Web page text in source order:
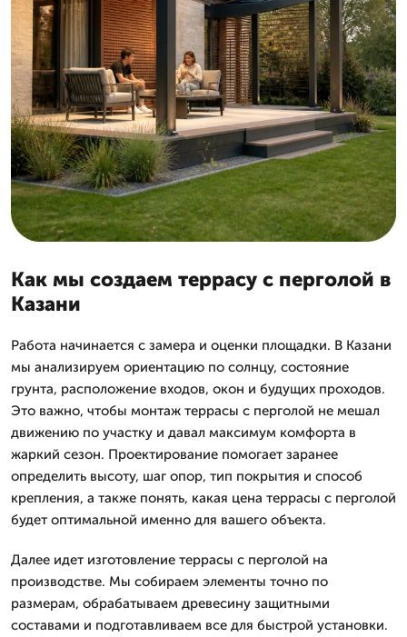
Как мы создаем террасу с перголой в
Казани
Работа начинается с замера и оценки площадки. В Казани
мы анализируем ориентацию по солнцу, состояние
грунта, расположение входов, окон и будущих проходов.
Это важно, чтобы монтаж террасы с перголой не мешал
движению по участку и давал максимум комфорта в
жаркий сезон. Проектирование помогает заранее
определить высоту, шаг опор, тип покрытия и способ
крепления, а также понять, какая цена террасы с перголой
будет оптимальной именно для вашего объекта.
Далее идет изготовление террасы с перголой на
производстве. Мы собираем элементы точно по
размерам, обрабатываем древесину защитными
составами и подготавливаем все для быстрой установки.